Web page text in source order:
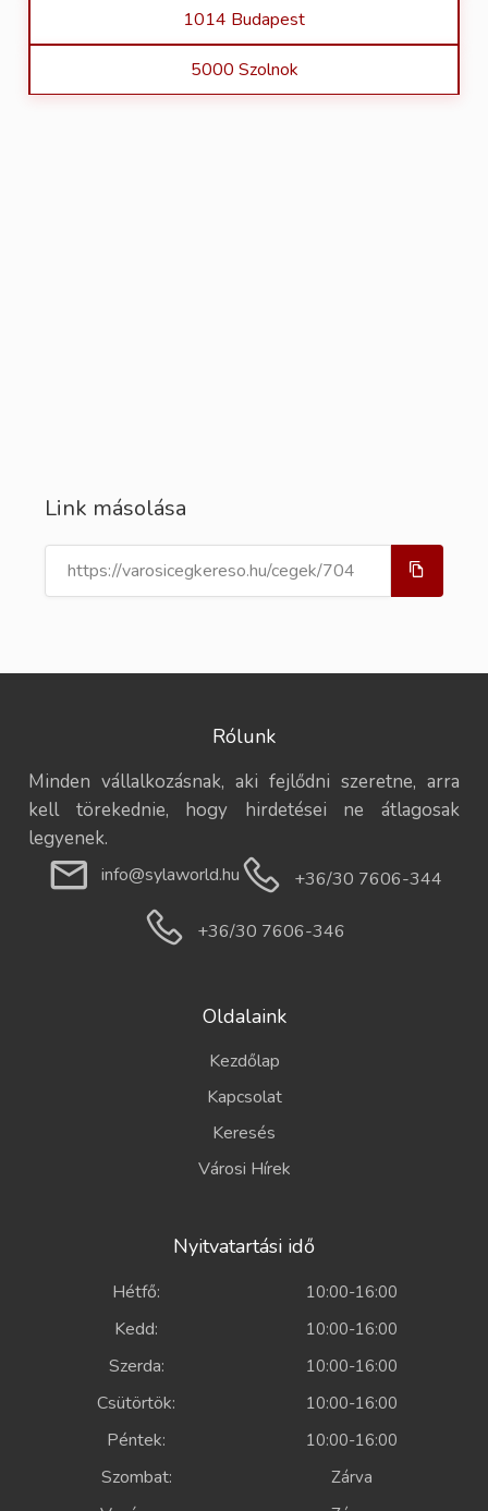
1014 Budapest
5000 Szolnok
Link másolása
Rólunk
Minden vállalkozásnak, aki fejlődni szeretne, arra
kell törekednie, hogy hirdetései ne átlagosak
legyenek.
info@sylaworld.hu +36/30 7606-344
+36/30 7606-346
Oldalaink
Kezdőlap
Kapcsolat
Keresés
Városi Hírek
Nyitvatartási idő
Hétfő: 10:00-16:00
Kedd: 10:00-16:00
Szerda: 10:00-16:00
Csütörtök: 10:00-16:00
Péntek: 10:00-16:00
Szombat: Zárva